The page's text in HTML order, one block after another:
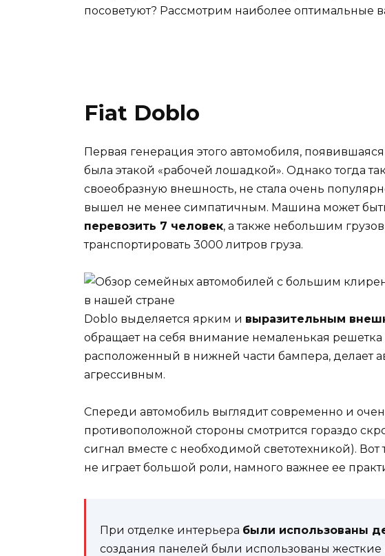
посоветуют? Рассмотрим наиболее оптимальные
Fiat Doblo
Первая генерация этого автомобиля,
была этакой «рабочей лошадкой». Однако тогда
своеобразную внешность, не стала очень
вышел не менее симпатичным. Машина может
перевозить 7 человек, а также небольшим
транспортировать 3000 литров груза.
Doblo выделяется ярким и выразительным
обращает на себя внимание немаленькая решетка
расположенный в нижней части бампера, делает
агрессивным.
Спереди автомобиль выглядит современно и
противоположной стороны смотрится гораздо
сигнал вместе с необходимой светотехникой).
не играет большой роли, намного важнее ее
При отделке интерьера были использованы
создания панелей были использованы жесткие